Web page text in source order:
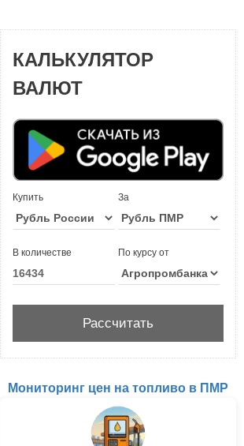
КАЛЬКУЛЯТОР
ВАЛЮТ
Купить За
В количестве По курсу от
Мониторинг цен на топливо в ПМР